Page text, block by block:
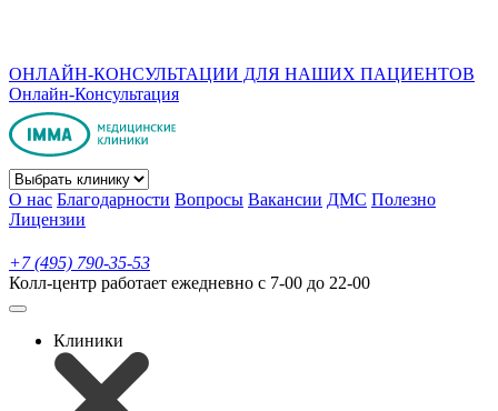
ОНЛАЙН-КОНСУЛЬТАЦИИ ДЛЯ НАШИХ ПАЦИЕНТОВ
Онлайн-Консультация
О нас Благодарности Вопросы Вакансии ДМС Полезно
Лицензии
+7 (495) 790-35-53
Колл-центр работает ежедневно с 7-00 до 22-00
Клиники